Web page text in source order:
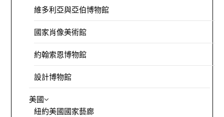
維多利亞與亞伯博物館
國家肖像美術館
約翰索恩博物館
設計博物館
美國
紐約美國國家藝廊